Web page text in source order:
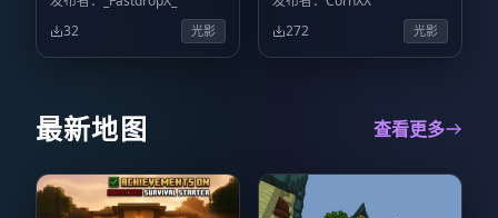
32
光影
272
光影
最新地图 查看更多